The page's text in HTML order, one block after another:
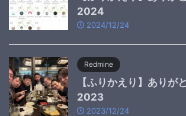
2024
2024/12/24
Redmine
【ふりかえり】ありが
2023
2023/12/24